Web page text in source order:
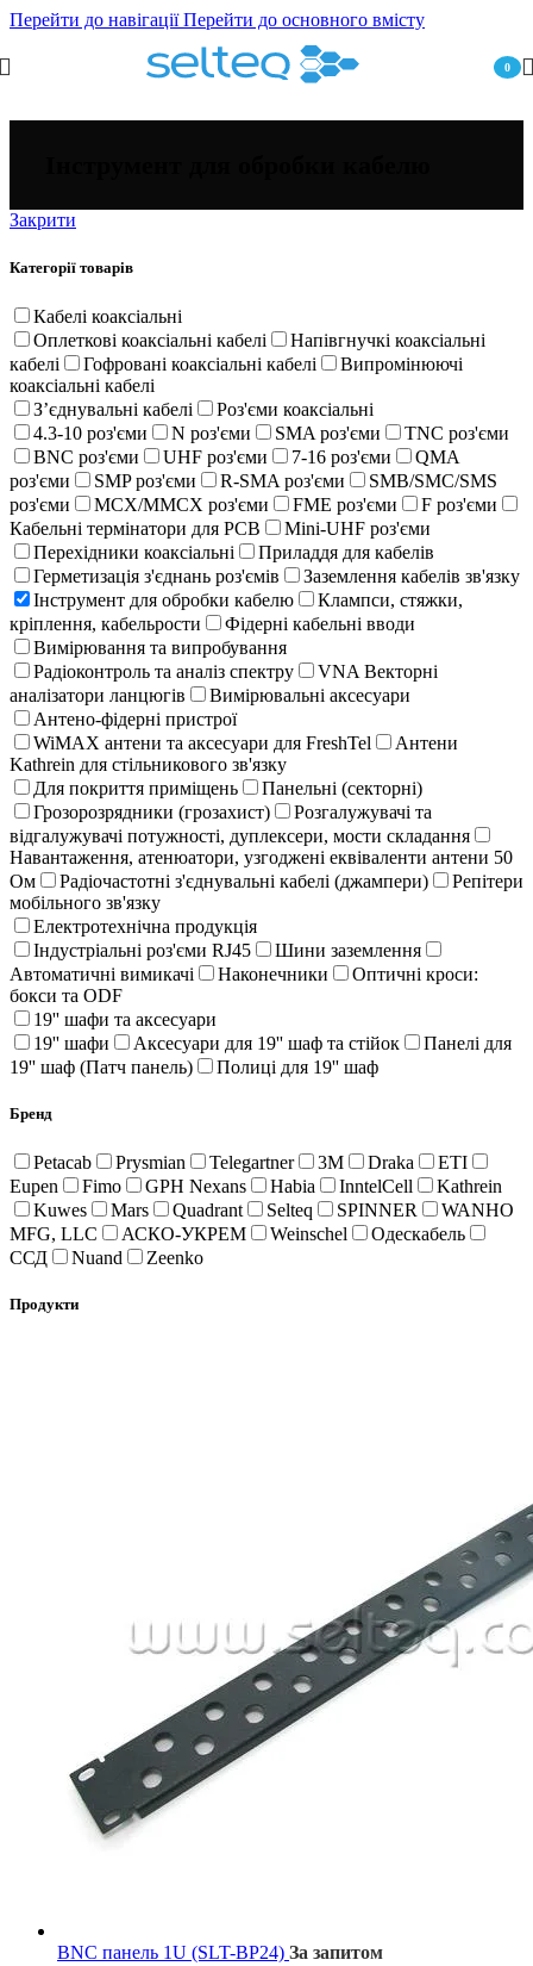
Перейти до навігаціїПерейти до основного вмісту
0
Закрити
Категорії товарів
Кабелі коаксіальні
Оплеткові коаксіальні кабелі
Напівгнучкі коаксіальні
кабелі
Гофровані коаксіальні кабелі
Випромінюючі
коаксіальні кабелі
Зʼєднувальні кабелі
Роз'єми коаксіальні
4.3-10 роз'єми
N роз'єми SMA роз'єми
TNC роз'єми
BNC роз'єми
UHF роз'єми 7-16 роз'єми
QMA
роз'єми
SMP роз'єми R-SMA роз'єми
SMB/SMC/SMS
роз'єми
MCX/MMCX роз'єми FME роз'єми
F роз'єми
Кабельні термінатори для PCB
Mini-UHF роз'єми
Перехідники коаксіальні
Приладдя для кабелів
Герметизація з'єднань роз'ємів
Заземлення кабелів зв'язку
Інструмент для обробки кабелю
Клампси, стяжки,
кріплення, кабельрости
Фідерні кабельні вводи
Вимірювання та випробування
Радіоконтроль та аналіз спектру
VNA Векторні
аналізатори ланцюгів
Вимірювальні аксесуари
Антено-фідерні пристрої
WiMAX антени та аксесуари для FreshTel
Антени
Kathrein для стільникового зв'язку
Для покриття приміщень
Панельні (секторні)
Грозорозрядники (грозахист)
Розгалужувачі та
відгалужувачі потужності, дуплексери, мости складання
Навантаження, атенюатори, узгоджені еквіваленти антени 50
Ом
Радіочастотні з'єднувальні кабелі (джампери)
Репітери
мобільного зв'язку
Електротехнічна продукція
Індустріальні роз'єми RJ45
Шини заземлення
Автоматичні вимикачі
Наконечники
Оптичні кроси:
бокси та ODF
19'' шафи та аксесуари
19'' шафи
Аксесуари для 19'' шаф та стійок
Панелі для
19'' шаф (Патч панель)
Полиці для 19'' шаф
Бренд
Petacab Prysmian Telegartner 3M Draka
ETI
Eupen
Fimo GPH Nexans Habia InntelCell
Kathrein
Kuwes
Mars Quadrant Selteq SPINNER
WANHO
MFG, LLC
АСКО-УКРЕМ Weinschel
Одескабель
ССД
Nuand Zeenko
Продукти
BNC панель 1U (SLT-BP24) За запитом